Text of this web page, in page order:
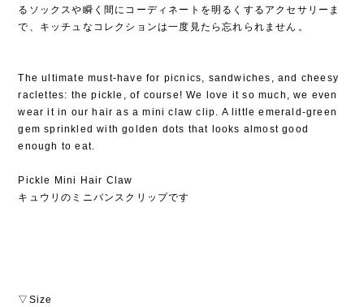
るソックスや瞬く間にコーディネートを明るくするアクセサリーま
で、キッチュなコレクションは一度見たら忘れられません⁡。
The ultimate must-have for picnics, sandwiches, and cheesy
raclettes: the pickle, of course! We love it so much, we even
wear it in our hair as a mini claw clip. A little emerald-green
gem sprinkled with golden dots that looks almost good
enough to eat.
Pickle Mini Hair Claw
キュウリのミニバンスクリップです
▽Size